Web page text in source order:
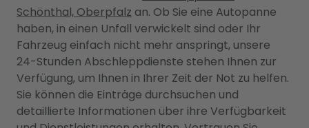
Schönthal, Oberpfalz an. Ob Sie eine Autopanne
haben, in einen Unfall verwickelt sind oder Ihr
Fahrzeug einfach nicht mehr anspringt, unsere
24-Stunden Abschleppdienste stehen Ihnen zur
Verfügung, um Ihnen in Ihrer Zeit der Not zu helfen.
Sie können die Einträge durchsuchen und
detaillierte Informationen über ihre Verfügbarkeit